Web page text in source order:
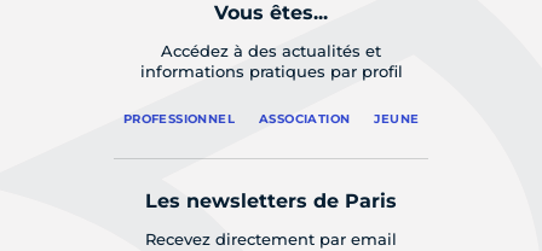
Vous êtes...
Accédez à des actualités et
informations pratiques par profil
PROFESSIONNEL ASSOCIATION JEUNE
Les newsletters de Paris
Recevez directement par email